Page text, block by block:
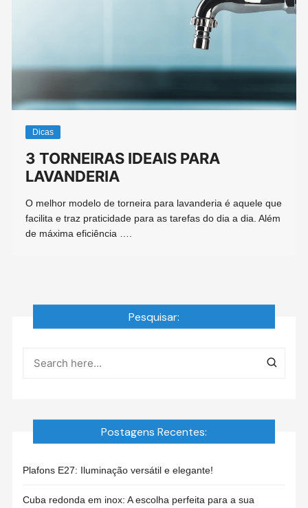
Dicas
3 TORNEIRAS IDEAIS PARA
LAVANDERIA
O melhor modelo de torneira para lavanderia é aquele que
facilita e traz praticidade para as tarefas do dia a dia. Além
de máxima eficiência ….
Pesquisar:
Postagens Recentes:
Plafons E27: Iluminação versátil e elegante!
Cuba redonda em inox: A escolha perfeita para a sua